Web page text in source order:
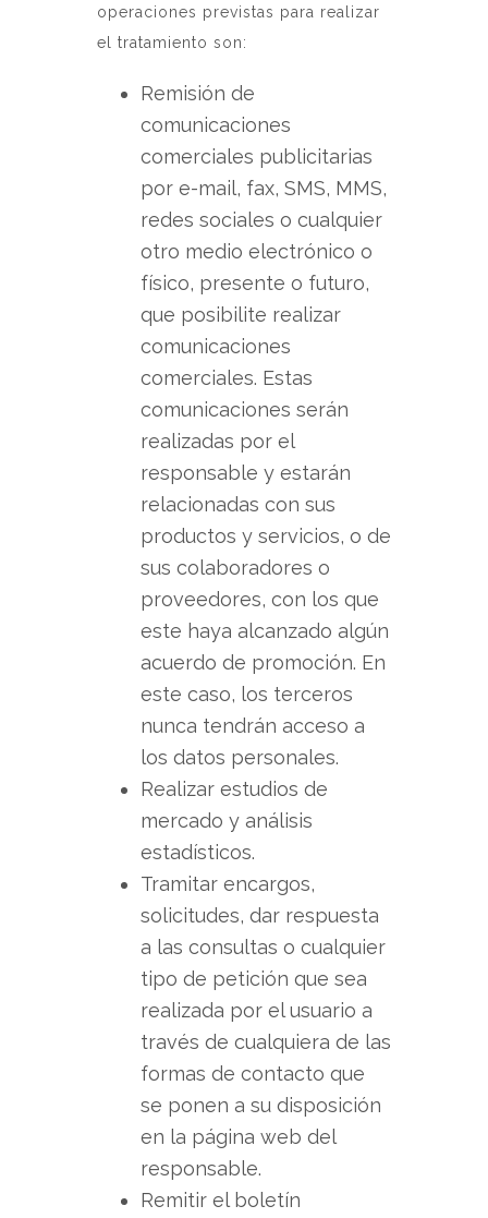
operaciones previstas para realizar
el tratamiento son:
Remisión de
comunicaciones
comerciales publicitarias
por e-mail, fax, SMS, MMS,
redes sociales o cualquier
otro medio electrónico o
físico, presente o futuro,
que posibilite realizar
comunicaciones
comerciales. Estas
comunicaciones serán
realizadas por el
responsable y estarán
relacionadas con sus
productos y servicios, o de
sus colaboradores o
proveedores, con los que
este haya alcanzado algún
acuerdo de promoción. En
este caso, los terceros
nunca tendrán acceso a
los datos personales.
Realizar estudios de
mercado y análisis
estadísticos.
Tramitar encargos,
solicitudes, dar respuesta
a las consultas o cualquier
tipo de petición que sea
realizada por el usuario a
través de cualquiera de las
formas de contacto que
se ponen a su disposición
en la página web del
responsable.
Remitir el boletín